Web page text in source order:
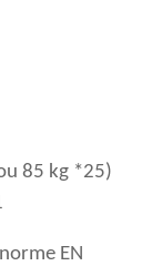
85 kg *25)
EN